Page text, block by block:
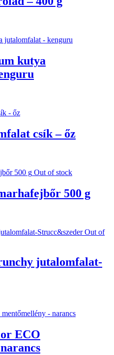
kutya
csík – őz
Out of stock
500 g
Out of
jutalomfalat-
ECO